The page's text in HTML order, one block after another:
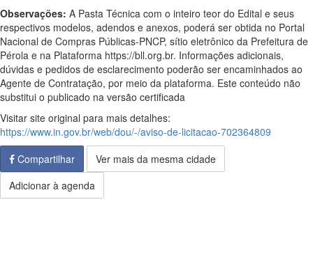
Observações: A Pasta Técnica com o inteiro teor do Edital e seus
respectivos modelos, adendos e anexos, poderá ser obtida no Portal
Nacional de Compras Públicas-PNCP, sítio eletrônico da Prefeitura de
Pérola e na Plataforma https://bll.org.br. Informações adicionais,
dúvidas e pedidos de esclarecimento poderão ser encaminhados ao
Agente de Contratação, por meio da plataforma. Este conteúdo não
substitui o publicado na versão certificada
Visitar site original para mais detalhes:
https://www.in.gov.br/web/dou/-/aviso-de-licitacao-702364809
Compartilhar
Ver mais da mesma cidade
Adicionar à agenda